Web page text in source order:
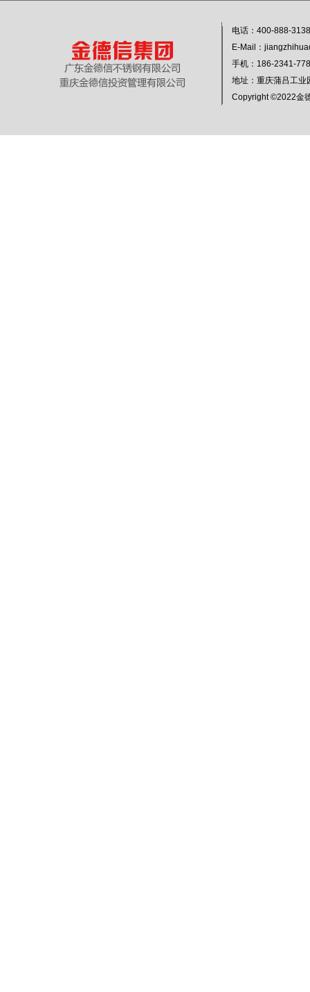
电话：400-888-
E-Mail：
手机：186-2341-
地址：重庆蒲吕工业
Copyright ©2022金